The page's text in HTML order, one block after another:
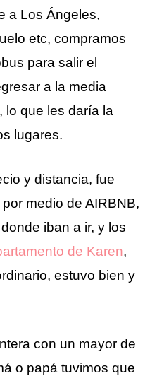
a Los Ángeles,
etc, compramos
para salir el
a la media
lo que les daría la
lugares.
y distancia, fue
medio de AIRBNB,
iban a ir, y los
de Karen,
estuvo bien y
con un mayor de
o papá tuvimos que